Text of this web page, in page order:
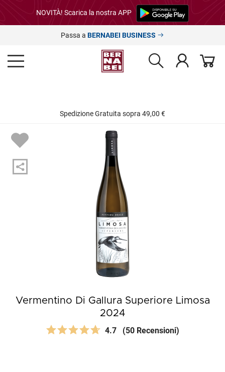
NOVITÀ! Scarica la nostra APP
Passa a BERNABEI BUSINESS
Spedizione Gratuita sopra 49,00 €
Vermentino Di Gallura Superiore Limosa
2024
4.7 (50 Recensioni)